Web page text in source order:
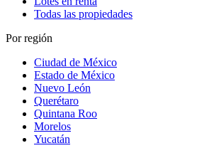
Todas las propiedades
Por región
Ciudad de México
Estado de México
Nuevo León
Querétaro
Quintana Roo
Morelos
Yucatán